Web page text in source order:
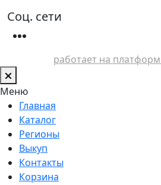
Соц. сети
работает на
Меню
Главная
Каталог
Регионы
Выкуп
Контакты
Корзина